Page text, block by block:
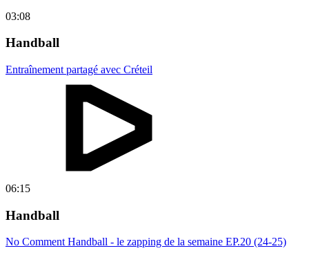
03:08
Handball
Entraînement partagé avec Créteil
06:15
Handball
No Comment Handball - le zapping de la semaine EP.20 (24-25)